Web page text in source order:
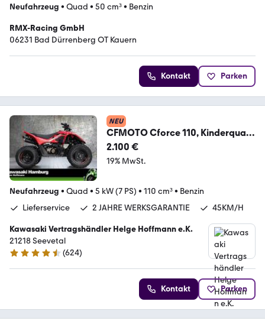
Neufahrzeug • Quad • 50 cm³• Benzin
RMX-Racing GmbH
06231 Bad Dürrenberg OT Kauern
Kontakt Parken
NEU
CFMOTO Cforce 110, Kinderquad,
45KM/H, sofort lieferbar
2.100 €
19% MwSt.
Neufahrzeug • Quad • 5 kW (7 PS) • 110 cm³• Benzin
Lieferservice
2 JAHRE WERKSGARANTIE 45KM/H
Kawasaki Vertragshändler Helge Hoffmann e.K.
21218 Seevetal
4.7 Sterne
(624)
Kontakt Parken